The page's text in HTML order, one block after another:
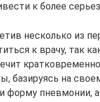
к более
несколько из
к врачу, так
базируясь на
форму пневмонии, а